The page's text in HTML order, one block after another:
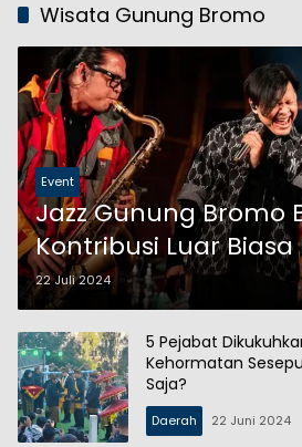
Wisata Gunung Bromo
Event
Jazz Gunung Bromo
Kontribusi Luar
Perekonomian
22 Juli 2024
5 Pejabat
Kehormatan
Saja?
Daerah 22 Juni 2024